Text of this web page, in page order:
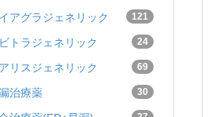
アグラジェネリック 121
トラジェネリック 24
リスジェネリック 69
治療薬 30